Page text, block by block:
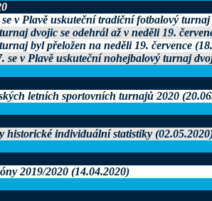
v Plavě uskuteční tradiční fotbalový turnaj
dvojic se odehrál až v neděli 19.
byl přeložen na neděli 19. července
se v Plavě uskuteční nohejbalový turnaj
letních sportovních turnajů 2020
historické individuální statistiky
2019/2020 (14.04.2020)